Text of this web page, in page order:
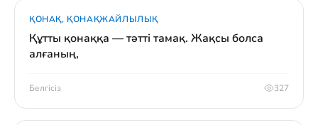
ҚОНАҚ, ҚОНАҚЖАЙЛЫЛЫҚ
Құтты қонаққа — тәтті тамақ. Жақсы болса
алғаның,
Белгісіз 327